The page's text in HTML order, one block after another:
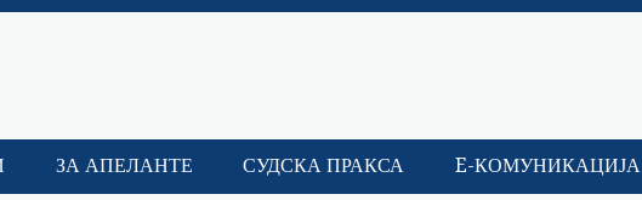
ЗА АПЕЛАНТЕ СУДСКА ПРАКСА E-КОМУНИКАЦИЈА